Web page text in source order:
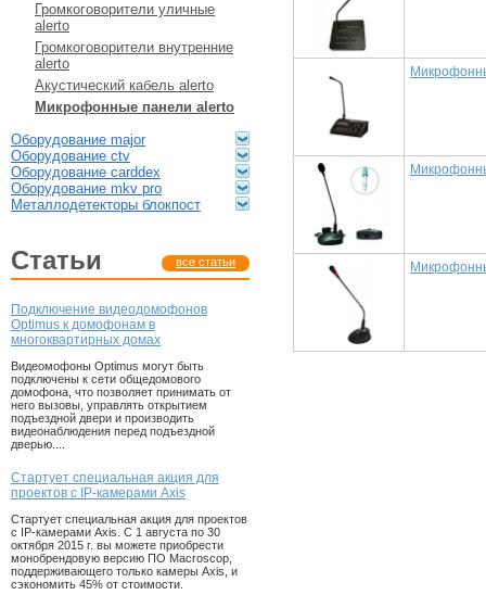
громкоговорители уличные
alerto
громкоговорители внутренние
alerto
акустический кабель alerto
микрофонные панели alerto
оборудование major
оборудование ctv
оборудование carddex
оборудование mkv pro
металлодетекторы блокпост
статьи все статьи
Подключение видеодомофонов
Optimus к домофонам в
многоквартирных домах
Видеомофоны Optimus могут быть
подключены к сети общедомового
домофона, что позволяет принимать от
него вызовы, управлять открытием
подъездной двери и производить
видеонаблюдения перед подъездной
дверью....
Стартует специальная акция для
проектов с IP-камерами Axis
Стартует специальная акция для проектов
с IP-камерами Axis. С 1 августа по 30
октября 2015 г. вы можете приобрести
монобрендовую версию ПО Macroscop,
поддерживающего только камеры Axis, и
сэкономить 45% от стоимости.